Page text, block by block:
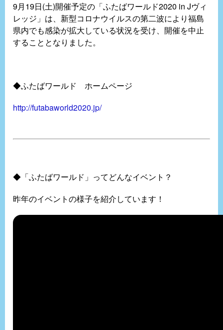
9月19日(土)開催予定の「ふたばワールド2020 in Jヴィ
レッジ」は、新型コロナウイルスの第二波により福島
県内でも感染が拡大している状況を受け、開催を中止
することとなりました。
◆ふたばワールド ホームページ
http://futabaworld2020.jp/
◆「ふたばワールド」ってどんなイベント？
昨年のイベントの様子を紹介しています！